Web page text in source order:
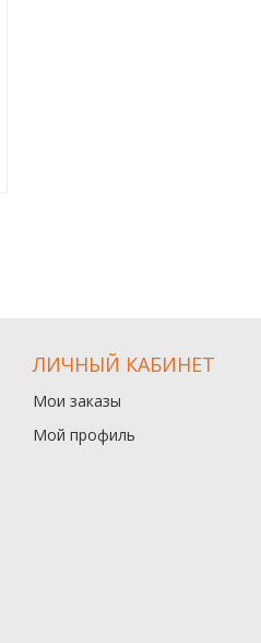
ЛИЧНЫЙ КАБИНЕТ
Мои заказы
Мой профиль